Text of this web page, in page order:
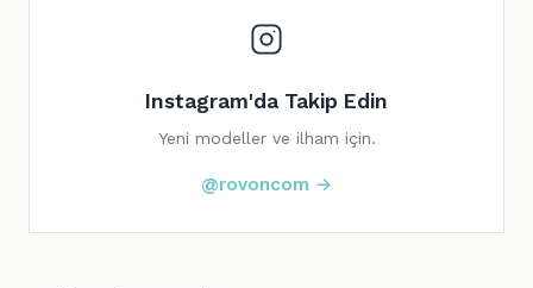
Instagram'da Takip Edin
Yeni modeller ve ilham için.
@rovoncom →